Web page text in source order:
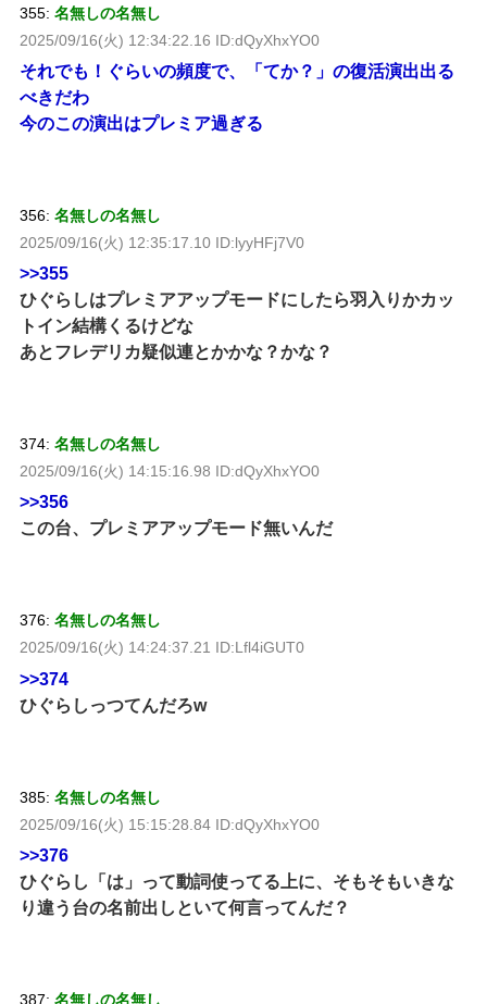
355: 名無しの名無し
2025/09/16(火) 12:34:22.16 ID:dQyXhxYO0
それでも！ぐらいの頻度で、「てか？」の復活演出出る
べきだわ
今のこの演出はプレミア過ぎる
356: 名無しの名無し
2025/09/16(火) 12:35:17.10 ID:lyyHFj7V0
>>355
ひぐらしはプレミアアップモードにしたら羽入りかカッ
トイン結構くるけどな
あとフレデリカ疑似連とかかな？かな？
374: 名無しの名無し
2025/09/16(火) 14:15:16.98 ID:dQyXhxYO0
>>356
この台、プレミアアップモード無いんだ
376: 名無しの名無し
2025/09/16(火) 14:24:37.21 ID:Lfl4iGUT0
>>374
ひぐらしっつてんだろw
385: 名無しの名無し
2025/09/16(火) 15:15:28.84 ID:dQyXhxYO0
>>376
ひぐらし「は」って動詞使ってる上に、そもそもいきな
り違う台の名前出しといて何言ってんだ？
387: 名無しの名無し